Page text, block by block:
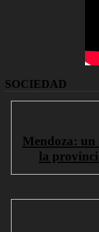
SOCIEDAD
Mendoza: un
la